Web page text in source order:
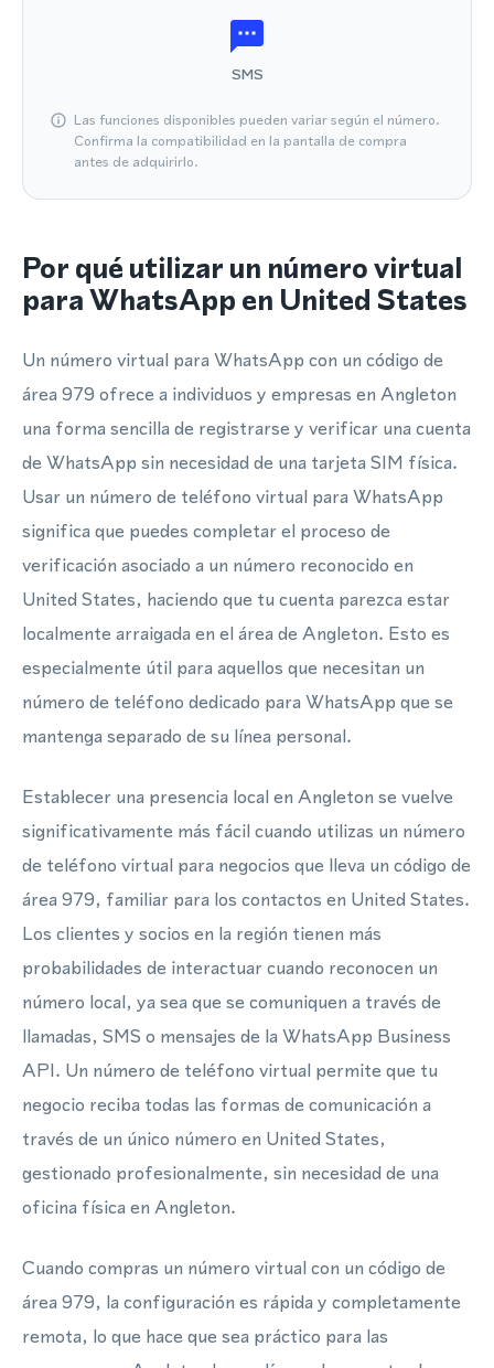
SMS
Las funciones disponibles pueden variar según el número.
Confirma la compatibilidad en la pantalla de compra
antes de adquirirlo.
Por qué utilizar un número virtual
para WhatsApp en United States
Un número virtual para WhatsApp con un código de
área 979 ofrece a individuos y empresas en Angleton
una forma sencilla de registrarse y verificar una cuenta
de WhatsApp sin necesidad de una tarjeta SIM física.
Usar un número de teléfono virtual para WhatsApp
significa que puedes completar el proceso de
verificación asociado a un número reconocido en
United States, haciendo que tu cuenta parezca estar
localmente arraigada en el área de Angleton. Esto es
especialmente útil para aquellos que necesitan un
número de teléfono dedicado para WhatsApp que se
mantenga separado de su línea personal.
Establecer una presencia local en Angleton se vuelve
significativamente más fácil cuando utilizas un número
de teléfono virtual para negocios que lleva un código de
área 979, familiar para los contactos en United States.
Los clientes y socios en la región tienen más
probabilidades de interactuar cuando reconocen un
número local, ya sea que se comuniquen a través de
llamadas, SMS o mensajes de la WhatsApp Business
API. Un número de teléfono virtual permite que tu
negocio reciba todas las formas de comunicación a
través de un único número en United States,
gestionado profesionalmente, sin necesidad de una
oficina física en Angleton.
Cuando compras un número virtual con un código de
área 979, la configuración es rápida y completamente
remota, lo que hace que sea práctico para las